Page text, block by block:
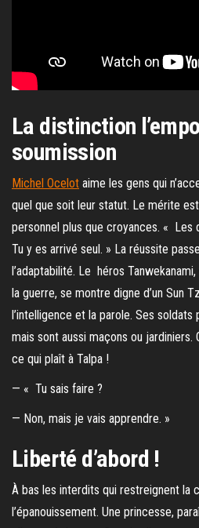
La distinction
soumission
Michel Ocelot aime les gens qui
quel que soit leur statut. Le mérite
personnel plus que croyances. « Les
Tu y es arrivé seul. » La réussite
l’adaptabilité. Le héros
la guerre, se montre digne d’un Sun
l’intelligence et la parole. Ses soldats
mais sont aussi maçons ou
ce qui plaît à Talpa !
— « Tu sais faire ?
— Non, mais je vais apprendre. »
Liberté d’abord !
À bas les interdits qui restreignent la
l’épanouissement. Une princesse,